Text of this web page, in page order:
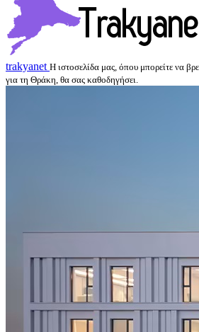
trakyanet Η ιστοσελίδα μας, όπου μπορείτε να
για τη Θράκη, θα σας καθοδηγήσει.